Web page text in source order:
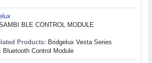
BLE CONTROL MODULE
Products: Bridgelux Vesta Series
Bluetooth Control Module